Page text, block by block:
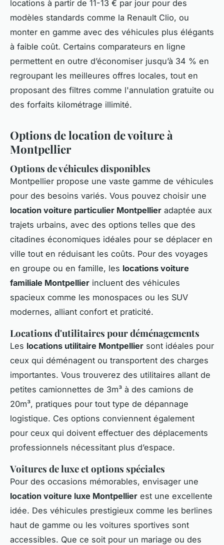
locations à partir de 11-13 € par jour pour des
modèles standards comme la Renault Clio, ou
monter en gamme avec des véhicules plus élégants
à faible coût. Certains comparateurs en ligne
permettent en outre d’économiser jusqu’à 34 % en
regroupant les meilleures offres locales, tout en
proposant des filtres comme l'annulation gratuite ou
des forfaits kilométrage illimité.
Options de location de voiture à
Montpellier
Options de véhicules disponibles
Montpellier propose une vaste gamme de véhicules
pour des besoins variés. Vous pouvez choisir une
location voiture particulier Montpellier adaptée aux
trajets urbains, avec des options telles que des
citadines économiques idéales pour se déplacer en
ville tout en réduisant les coûts. Pour des voyages
en groupe ou en famille, les locations voiture
familiale Montpellier incluent des véhicules
spacieux comme les monospaces ou les SUV
modernes, alliant confort et praticité.
Locations d'utilitaires pour déménagements
Les locations utilitaire Montpellier sont idéales pour
ceux qui déménagent ou transportent des charges
importantes. Vous trouverez des utilitaires allant de
petites camionnettes de 3m³ à des camions de
20m³, pratiques pour tout type de dépannage
logistique. Ces options conviennent également
pour ceux qui doivent effectuer des déplacements
professionnels nécessitant plus d’espace.
Voitures de luxe et options spéciales
Pour des occasions mémorables, envisager une
location voiture luxe Montpellier est une excellente
idée. Des véhicules prestigieux comme les berlines
haut de gamme ou les voitures sportives sont
accessibles. Que ce soit pour un mariage ou des